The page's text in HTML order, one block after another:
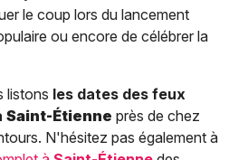
le coup lors du lancement
ou encore de célébrer la
listons les dates des feux
Saint-Étienne près de chez
N'hésitez pas également à